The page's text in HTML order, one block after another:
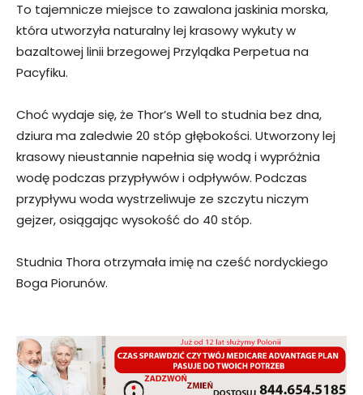
To tajemnicze miejsce to zawalona jaskinia morska,
która utworzyła naturalny lej krasowy wykuty w
bazaltowej linii brzegowej Przylądka Perpetua na
Pacyfiku.
Choć wydaje się, że Thor’s Well to studnia bez dna,
dziura ma zaledwie 20 stóp głębokości. Utworzony lej
krasowy nieustannie napełnia się wodą i wypróżnia
wodę podczas przypływów i odpływów. Podczas
przypływu woda wystrzeliwuje ze szczytu niczym
gejzer, osiągając wysokość do 40 stóp.
Studnia Thora otrzymała imię na cześć nordyckiego
Boga Piorunów.